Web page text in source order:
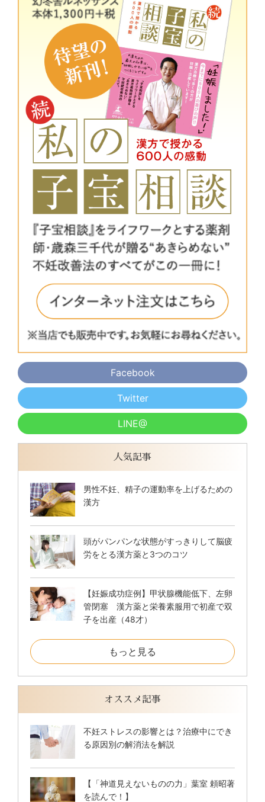
Facebook
Twitter
LINE@
人気記事
男性不妊、精子の運動率を上げるための
漢方
頭がパンパンな状態がすっきりして脳疲
労をとる漢方薬と3つのコツ
【妊娠成功症例】甲状腺機能低下、左卵
管閉塞 漢方薬と栄養素服用で初産で双
子を出産（48才）
もっと見る
オススメ記事
不妊ストレスの影響とは？治療中にでき
る原因別の解消法を解説
【「神道見えないものの力」葉室 頼昭著
を読んで！】